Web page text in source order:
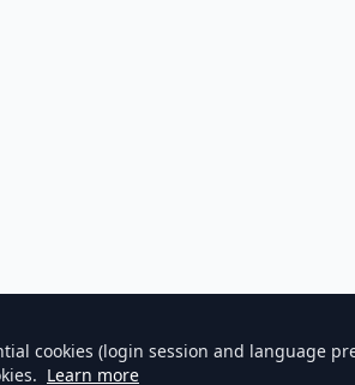
cookies (login session and language
Learn more